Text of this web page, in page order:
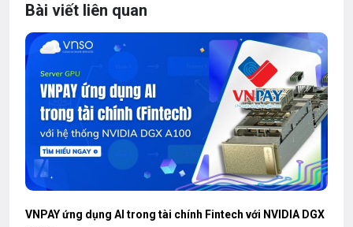
Bài viết liên quan
VNPAY ứng dụng AI trong tài chính Fintech với NVIDIA DGX